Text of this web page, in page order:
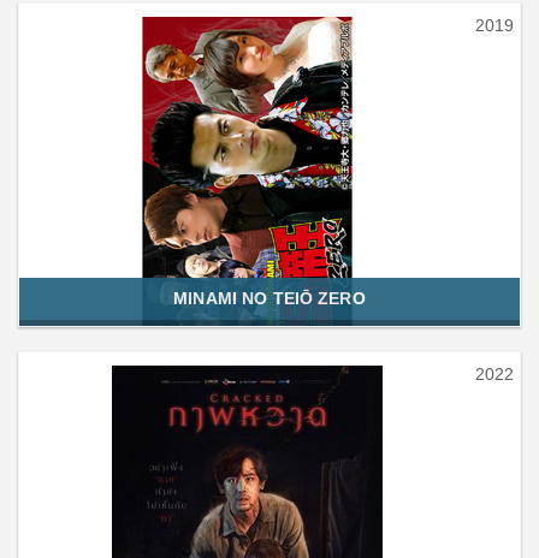
2019
MINAMI NO TEIŌ ZERO
2022